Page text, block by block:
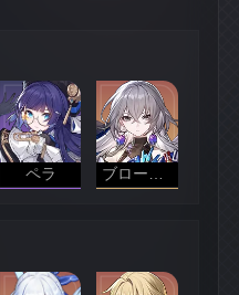
ペラ ブローニャ